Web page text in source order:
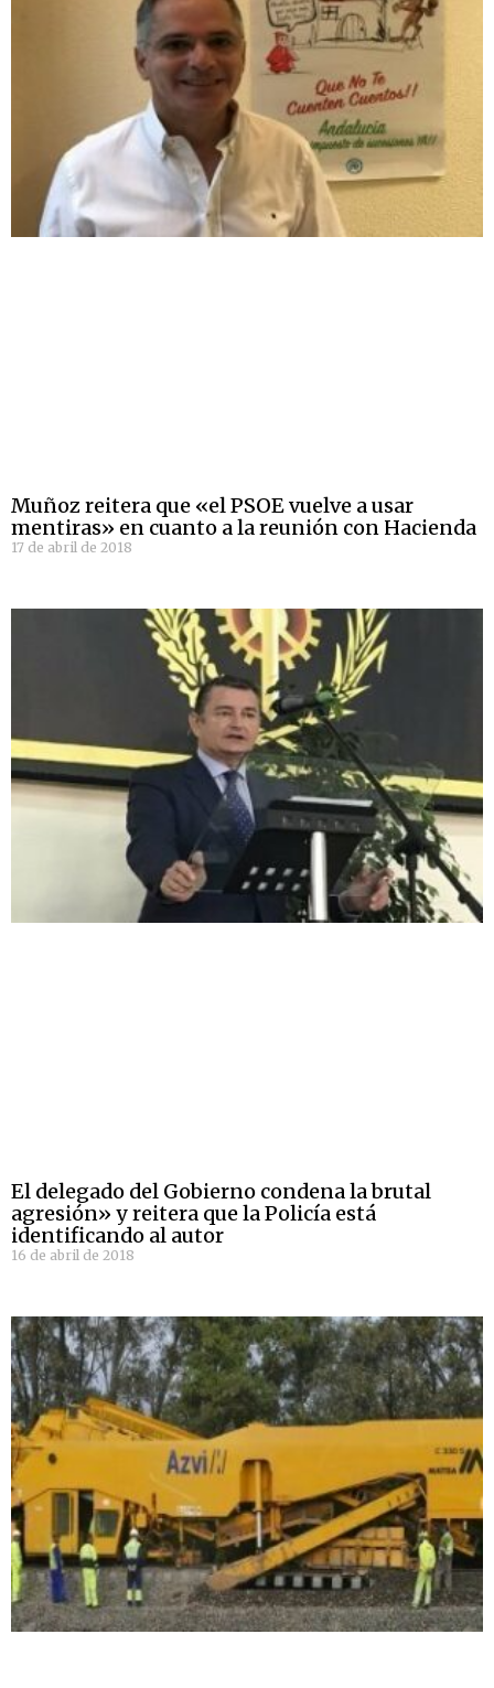
Muñoz reitera que «el PSOE vuelve a usar
mentiras» en cuanto a la reunión con Hacienda
17 de abril de 2018
El delegado del Gobierno condena la brutal
agresión» y reitera que la Policía está
identificando al autor
16 de abril de 2018